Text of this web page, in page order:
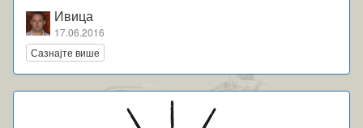
Ивица
17.06.2016
Сазнајте више